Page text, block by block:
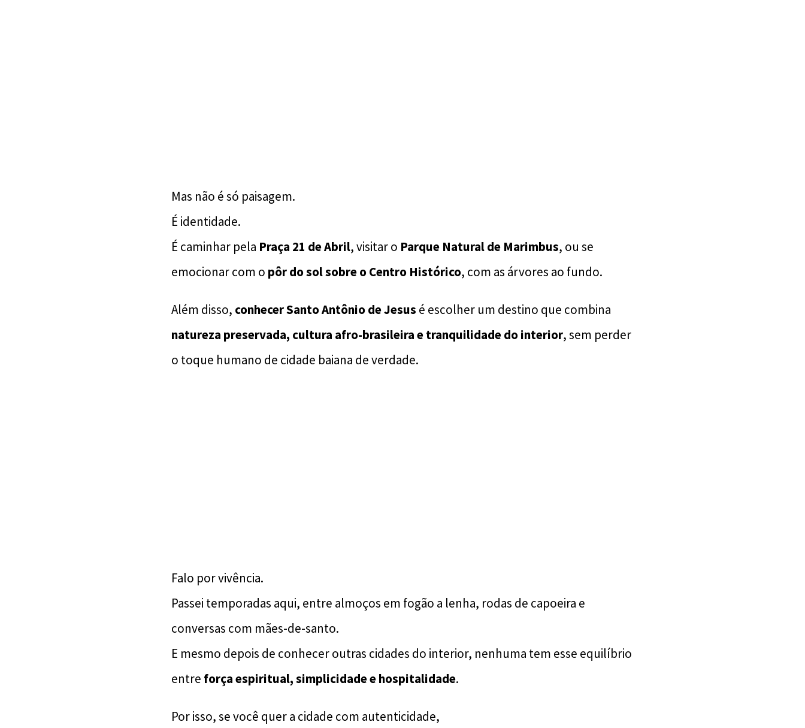
Mas não é só paisagem.
É identidade.
É caminhar pela Praça 21 de Abril, visitar o Parque Natural de Marimbus, ou se
emocionar com o pôr do sol sobre o Centro Histórico, com as árvores ao fundo.
Além disso, conhecer Santo Antônio de Jesus é escolher um destino que combina
natureza preservada, cultura afro-brasileira e tranquilidade do interior, sem perder
o toque humano de cidade baiana de verdade.
Falo por vivência.
Passei temporadas aqui, entre almoços em fogão a lenha, rodas de capoeira e
conversas com mães-de-santo.
E mesmo depois de conhecer outras cidades do interior, nenhuma tem esse equilíbrio
entre força espiritual, simplicidade e hospitalidade.
Por isso, se você quer a cidade com autenticidade,